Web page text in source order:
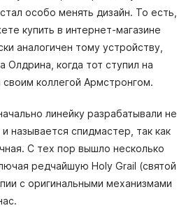
особо менять дизайн. То есть,
купить в интернет-магазине
аналогичен тому устройству,
Олдрина, когда тот ступил на
своим коллегой Армстронгом.
линейку разрабатывали не
называется спидмастер, так как
С тех пор вышло несколько
редчайшую Holy Grail (святой
с оригинальными механизмами